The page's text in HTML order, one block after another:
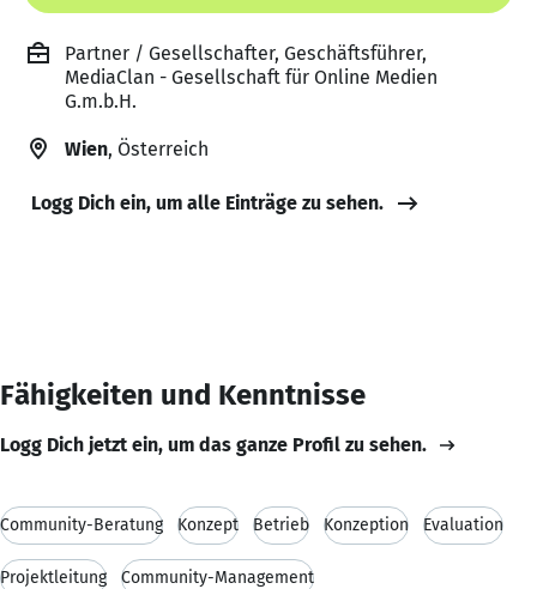
Partner / Gesellschafter, Geschäftsführer,
MediaClan - Gesellschaft für Online Medien
G.m.b.H.
Wien, Österreich
Logg Dich ein, um alle Einträge zu sehen.
Fähigkeiten und Kenntnisse
Logg Dich jetzt ein, um das ganze Profil zu sehen.
Community-Beratung Konzept Betrieb Konzeption Evaluation
Projektleitung Community-Management